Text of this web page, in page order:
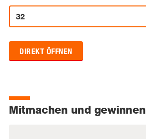
DIREKT ÖFFNEN
Mitmachen und gewinnen